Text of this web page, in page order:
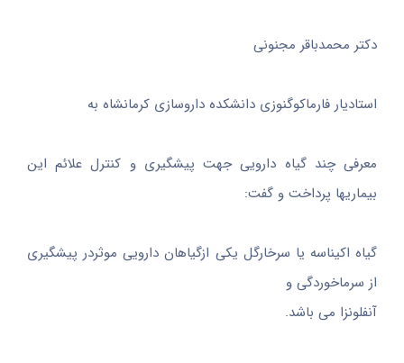
دکتر محمدباقر مجنونی
استادیار فارماکوگنوزی دانشکده داروسازی کرمانشاه به
معرفی چند گیاه دارویی جهت پیشگیری و کنترل علائم این
بیماریها پرداخت و گفت:
گیاه اکیناسه یا سرخارگل یکی ازگیاهان دارویی موثردر پیشگیری
از سرماخوردگی و
آنفلونزا می باشد.